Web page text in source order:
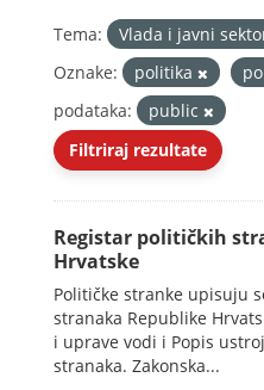
Tema: Vlada i javni
Oznake:
politika
podataka:
public
Filtriraj rezultate
Registar političkih
Hrvatske
Političke stranke upisuju
stranaka Republike
i uprave vodi i Popis
stranaka. Zakonska...